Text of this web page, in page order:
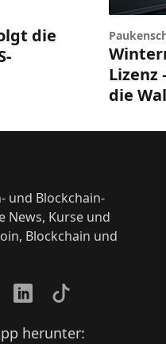
die
Lizenz
die
und Blockchain-
News, Kurse und
Blockchain und
LinkedInTikTok
herunter: